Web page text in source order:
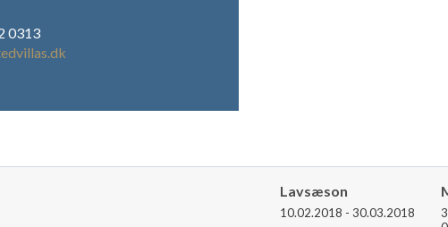
0313
Lavsæson
10.02.2018 - 30.03.2018